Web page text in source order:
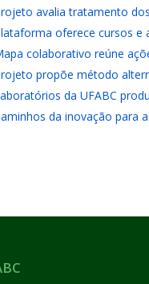
avalia tratamento
oferece cursos e
colaborativo reúne
propõe método
da UFABC
da inovação para